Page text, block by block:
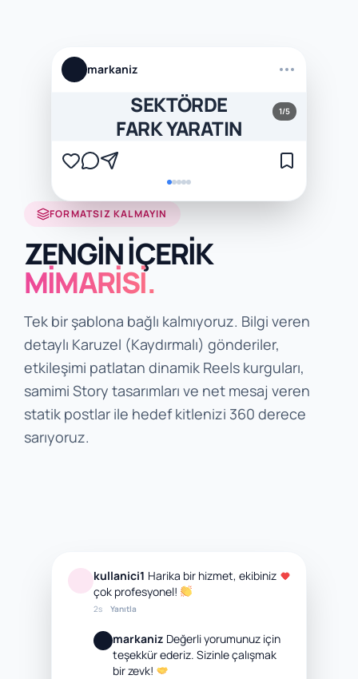
markaniz
1/5
SEKTÖRDE
FARK YARATIN
FORMATSIZ KALMAYIN
ZENGİN İÇERİK
MİMARİSİ.
Tek bir şablona bağlı kalmıyoruz. Bilgi veren
detaylı Karuzel (Kaydırmalı) gönderiler,
etkileşimi patlatan dinamik Reels kurguları,
samimi Story tasarımları ve net mesaj veren
statik postlar ile hedef kitlenizi 360 derece
sarıyoruz.
kullanici1 Harika bir hizmet, ekibiniz
çok profesyonel!
2s Yanıtla
markaniz Değerli yorumunuz için
teşekkür ederiz. Sizinle çalışmak
bir zevk!